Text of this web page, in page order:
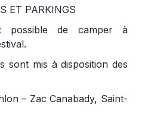
ET PARKINGS
possible de camper à
sont mis à disposition des
– Zac Canabady, Saint-